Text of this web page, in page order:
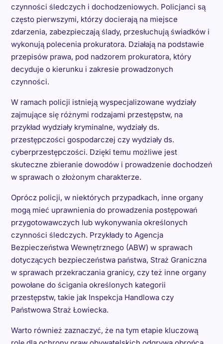
czynności śledczych i dochodzeniowych. Policjanci są
często pierwszymi, którzy docierają na miejsce
zdarzenia, zabezpieczają ślady, przesłuchują świadków i
wykonują polecenia prokuratora. Działają na podstawie
przepisów prawa, pod nadzorem prokuratora, który
decyduje o kierunku i zakresie prowadzonych
czynności.
W ramach policji istnieją wyspecjalizowane wydziały
zajmujące się różnymi rodzajami przestępstw, na
przykład wydziały kryminalne, wydziały ds.
przestępczości gospodarczej czy wydziały ds.
cyberprzestępczości. Dzięki temu możliwe jest
skuteczne zbieranie dowodów i prowadzenie dochodzeń
w sprawach o złożonym charakterze.
Oprócz policji, w niektórych przypadkach, inne organy
mogą mieć uprawnienia do prowadzenia postępowań
przygotowawczych lub wykonywania określonych
czynności śledczych. Przykłady to Agencja
Bezpieczeństwa Wewnętrznego (ABW) w sprawach
dotyczących bezpieczeństwa państwa, Straż Graniczna
w sprawach przekraczania granicy, czy też inne organy
powołane do ścigania określonych kategorii
przestępstw, takie jak Inspekcja Handlowa czy
Państwowa Straż Łowiecka.
Warto również zaznaczyć, że na tym etapie kluczową